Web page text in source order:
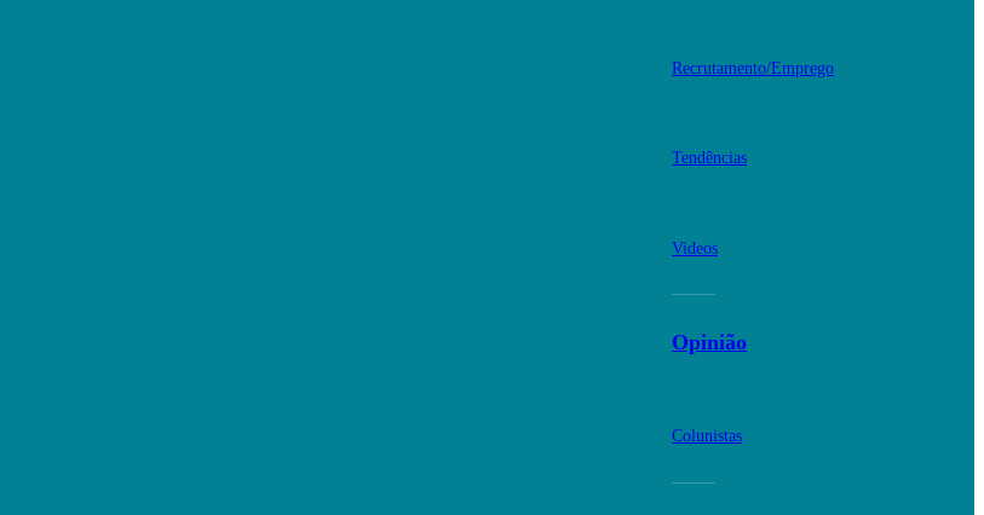
Recrutamento/Emprego
Tendências
Videos
Opinião
Colunistas